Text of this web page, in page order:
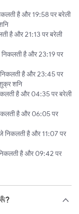
है और 19:58 पर बरेली
है और 21:13 पर बरेली
है और 23:19 पर
है और 23:45 पर
शनि
है और 04:35 पर बरेली
है और 06:05 पर
है और 11:07 पर
है और 09:42 पर